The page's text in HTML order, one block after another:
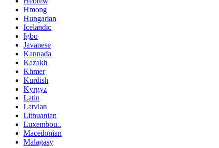
Hmong
Hungarian
Icelandic
Igbo
Javanese
Kannada
Kazakh
Khmer
Kurdish
Kyrgyz
Latin
Latvian
Lithuanian
Luxembou..
Macedonian
Malagasy